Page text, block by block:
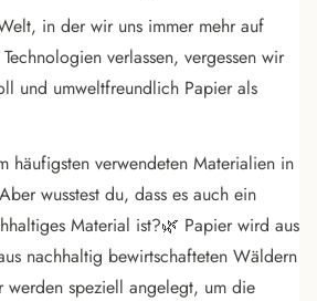
in der wir uns immer mehr auf
verlassen, vergessen wir
und umweltfreundlich Papier als
häufigsten verwendeten Materialien in
wusstest du, dass es auch ein
Material ist?🌿 Papier wird aus
nachhaltig bewirtschafteten Wäldern
werden speziell angelegt, um die